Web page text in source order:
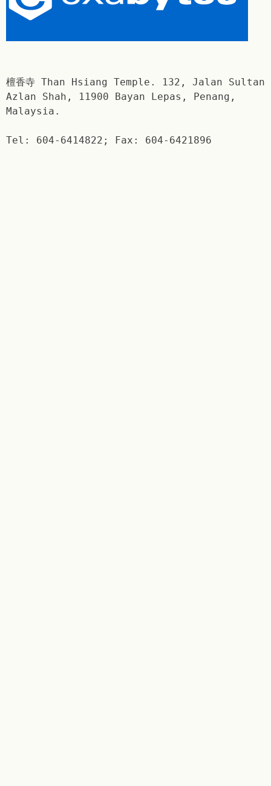
檀香寺 Than Hsiang Temple. 132, Jalan Sultan
Azlan Shah, 11900 Bayan Lepas, Penang,
Malaysia.
Tel: 604-6414822; Fax: 604-6421896